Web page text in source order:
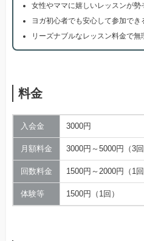
女性やママに嬉しいレッスンが勢
ヨガ初心者でも安心して参加でき
リーズナブルなレッスン料金で無
料金
入会金 3000円
月額料金 3000円～5000円（3回
回数料金 1500円～2000円（1回
体験等 1500円（1回）